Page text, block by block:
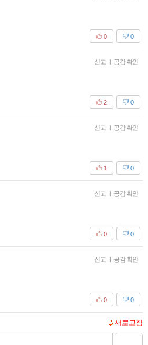
0
0
신고 | 공감 확인
0
2
신고 | 공감 확인
0
1
신고 | 공감 확인
0
0
신고 | 공감 확인
0
0
새로고침